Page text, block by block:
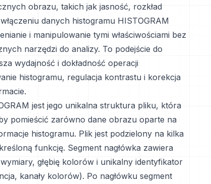
obrazu, takich jak jasność, rozkład
danych histogramu HISTOGRAM
i manipulowanie tymi właściwościami bez
narzędzi do analizy. To podejście do
wydajność i dokładność operacji
histogramu, regulacja kontrastu i korekcja
jest jego unikalna struktura pliku, która
pomieścić zarówno dane obrazu oparte na
histogramu. Plik jest podzielony na kilka
funkcję. Segment nagłówka zawiera
głębię kolorów i unikalny identyfikator
kanały kolorów). Po nagłówku segment